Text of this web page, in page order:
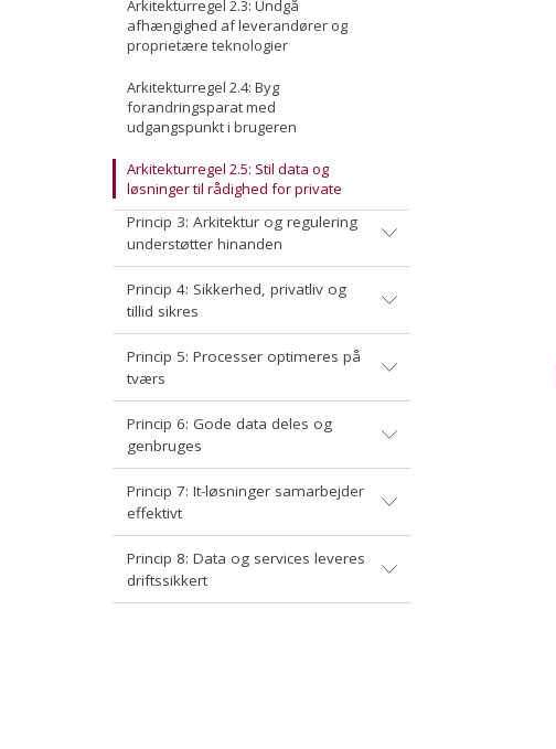
Undervisningsmaterialer
Princip 8: Data og services leveres driftssikkert
Retningslinjer for stabile HTTP-URIer
Resource Description Framework (RDF)
SKOS - Simple Knowledge Organization System
Andre specifikationer
Arkitekturregel 2.3: Undgå
afhængighed af leverandører og
proprietære teknologier
Arkitekturregel 2.4: Byg
forandringsparat med
udgangspunkt i brugeren
Arkitekturregel 2.5: Stil data og
løsninger til rådighed for private
Princip 3: Arkitektur og regulering
understøtter hinanden
Princip 4: Sikkerhed, privatliv og
tillid sikres
Princip 5: Processer optimeres på
tværs
Princip 6: Gode data deles og
genbruges
Princip 7: It-løsninger samarbejder
effektivt
Princip 8: Data og services leveres
driftssikkert